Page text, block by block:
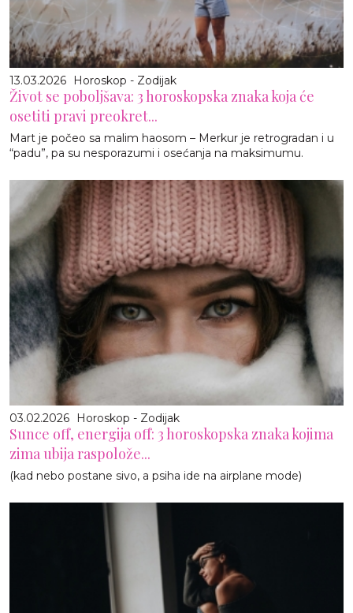
13.03.2026 Horoskop - Zodijak
Život se poboljšava: 3 horoskopska znaka koja će
osetiti pravi preokret...
Mart je počeo sa malim haosom – Merkur je retrogradan i u
“padu”, pa su nesporazumi i osećanja na maksimumu.
03.02.2026 Horoskop - Zodijak
Sunce off, energija off: 3 horoskopska znaka kojima
zima ubija raspolože...
(kad nebo postane sivo, a psiha ide na airplane mode)